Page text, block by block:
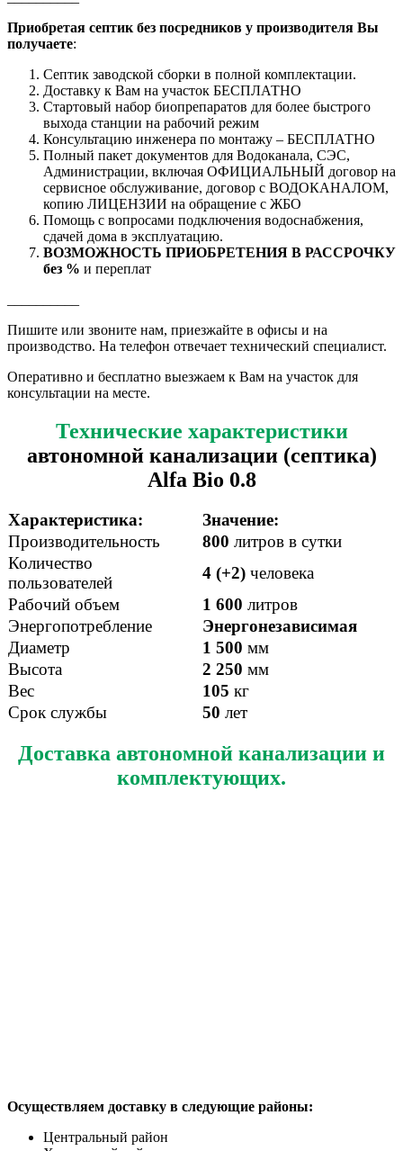
Приобретая септик без посредников у производителя Вы
получаете:
Септик заводской сборки в полной комплектации.
Доставку к Вам на участок БЕСПЛАТНО
Стартовый набор биопрепаратов для более быстрого
выхода станции на рабочий режим
Консультацию инженера по монтажу – БЕСПЛАТНО
Полный пакет документов для Водоканала, СЭС,
Администрации, включая ОФИЦИАЛЬНЫЙ договор на
сервисное обслуживание, договор с ВОДОКАНАЛОМ,
копию ЛИЦЕНЗИИ на обращение с ЖБО
Помощь с вопросами подключения водоснабжения,
сдачей дома в эксплуатацию.
ВОЗМОЖНОСТЬ ПРИОБРЕТЕНИЯ В РАССРОЧКУ
без % и переплат
Пишите или звоните нам, приезжайте в офисы и на
производство. На телефон отвечает технический специалист.
Оперативно и бесплатно выезжаем к Вам на участок для
консультации на месте.
Технические характеристики
автономной канализации (септика)
Alfa Bio 0.8
Характеристика:
Значение:
Производительность
800 литров в сутки
Количество
пользователей
4 (+2) человека
Рабочий объем
1 600 литров
Энергопотребление
Энергонезависимая
Диаметр
1 500 мм
Высота
2 250 мм
Вес
105 кг
Срок службы
50 лет
Доставка автономной канализации и
комплектующих.
Осуществляем доставку в следующие районы:
Центральный район